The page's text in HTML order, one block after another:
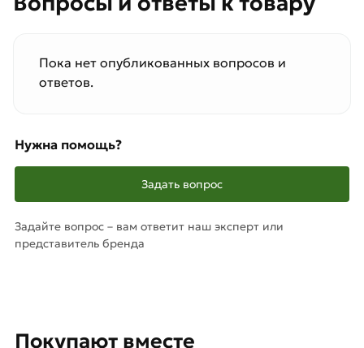
Пока нет опубликованных вопросов и
ответов.
Нужна помощь?
Задать вопрос
Задайте вопрос – вам ответит наш эксперт или
представитель бренда
Покупают вместе